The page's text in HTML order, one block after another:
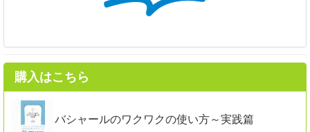
購入はこちら
バシャールのワクワクの使い方～実践篇